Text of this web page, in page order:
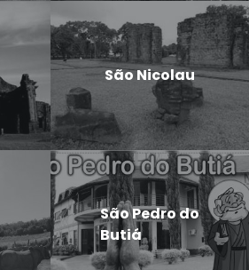
São Nicolau
São Pedro do
Butiá